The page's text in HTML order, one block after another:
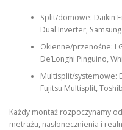
Split/domowe: Daikin
Dual Inverter,
Okienne/przenośne:
De’Longhi Pinguino,
Multisplit/systemowe:
Fujitsu Multisplit,
Każdy montaż rozpoczynamy
metrażu, nasłonecznienia i